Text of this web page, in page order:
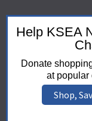
Help KSEA
Donate
at popular
Shop,